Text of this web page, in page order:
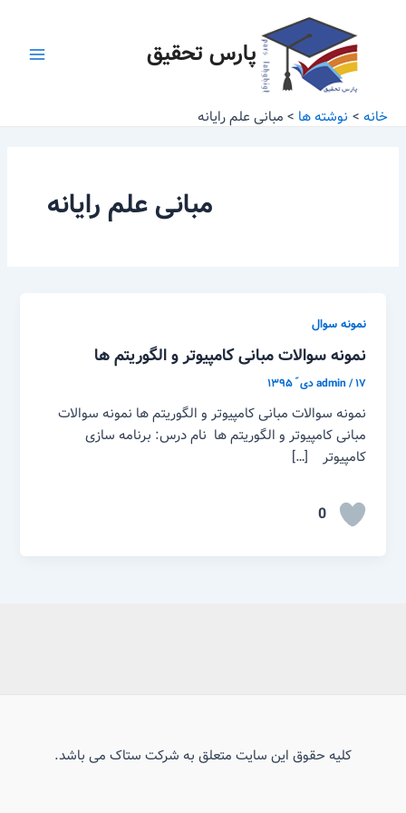
پارس تحقیق
خانه نوشته ها مبانی علم رایانه
مبانی علم رایانه
نمونه سوال
نمونه سوالات مبانی کامپیوتر و الگوریتم ها
admin/۱۷ دی ّ ۱۳۹۵
نمونه سوالات مبانی کامپیوتر و الگوریتم ها نمونه سوالات
مبانی کامپیوتر و الگوریتم ها نام درس: برنامه سازی
کامپیوتر […]
0
کلیه حقوق این سایت متعلق به شرکت ستاک می باشد.